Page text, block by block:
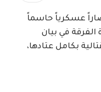
عسكرياً حاسماً
في بيان
بكامل عتادها،